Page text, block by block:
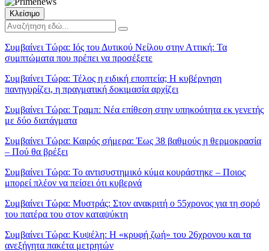
Κλείσιμο
Συμβαίνει Τώρα: Ιός του Δυτικού Νείλου στην Αττική: Τα
συμπτώματα που πρέπει να προσέξετε
Συμβαίνει Τώρα: Τέλος η ειδική εποπτεία; Η κυβέρνηση
πανηγυρίζει, η πραγματική δοκιμασία αρχίζει
Συμβαίνει Τώρα: Τραμπ: Νέα επίθεση στην υπηκοότητα εκ γενετής
με δύο διατάγματα
Συμβαίνει Τώρα: Καιρός σήμερα: Έως 38 βαθμούς η θερμοκρασία
– Πού θα βρέξει
Συμβαίνει Τώρα: Το αντισυστημικό κύμα κουράστηκε – Ποιος
μπορεί πλέον να πείσει ότι κυβερνά
Συμβαίνει Τώρα: Μυστράς: Στον ανακριτή ο 55χρονος για τη σορό
του πατέρα του στον καταψύκτη
Συμβαίνει Τώρα: Κυψέλη: Η «κρυφή ζωή» του 26χρονου και τα
ανεξήγητα πακέτα μετρητών